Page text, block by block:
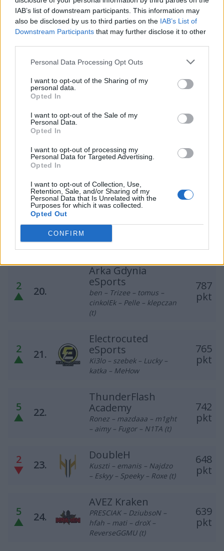
IAB’s list of downstream participants. This information may
also be disclosed by us to third parties on the IAB’s List of
Downstream Participants that may further disclose it to other
Personal Data Processing Opt Outs
I want to opt-out of the Sharing of my
personal data.
Opted In
I want to opt-out of the Sale of my
Personal Data.
Opted In
I want to opt-out of processing my
Personal Data for Targeted Advertising.
Opted In
I want to opt-out of Collection, Use,
Retention, Sale, and/or Sharing of my
Personal Data that Is Unrelated with the
Purposes for which it was collected.
Opted Out
CONFIRM
– 15.
MCE Gameexpert
nATSU – Lipton – bensty –
r1w – mchk
1757
pkt
16.
atoom – nicramo – fvbi –
1420
17.
Fokussss – Crityourface –
18.
Scou7 Gang
Hyper (t)
– 19.
discoStar – g1elek –
Bedi – HYCZKA (t)
835
2
▲
20.
Arka Gdynia
eSports
ben – Trizee – tomus –
cinkolEk – Pelle – klepczan
(t)
787
pkt
2
▲
21.
Electrocuted
eSports
Ki3lo – szebek – Lucky –
katka – MeHow
765
pkt
5
▲
22.
ThunderFlash
Academy
Ronez – mazdaaa – m1ght
– aimy – Fugor – N1TA (t)
742
pkt
2
▼
23.
DoubleH
Kuszti – emanis – Najdzo
– Eskyy – Speeky – Roxe (t)
648
pkt
5
▲
24.
AVEZ Kraken
PRESCIAK – DziubsoN –
hfah – mati – droX –
ReverseGGMU (t)
639
pkt